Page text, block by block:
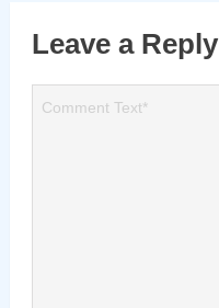
Leave a Reply